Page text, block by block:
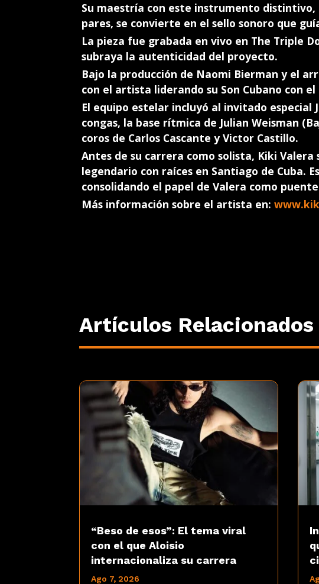
Su maestría con este instrumento
pares, se convierte en el sello sonoro que
La pieza fue grabada en vivo en The Triple
subraya la autenticidad del proyecto.
Bajo la producción de Naomi Bierman y el
con el artista liderando su Son Cubano con
El equipo estelar incluyó al invitado especial
congas, la base rítmica de Julian Weisman
coros de Carlos Cascante y Victor Castillo.
Antes de su carrera como solista, Kiki
legendario con raíces en Santiago de Cuba.
consolidando el papel de Valera como
Más información sobre el artista en:
Artículos Relacionados
“Beso de esos”: El tema viral
con el que Aloisio
internacionaliza su carrera
Ago 7, 2026